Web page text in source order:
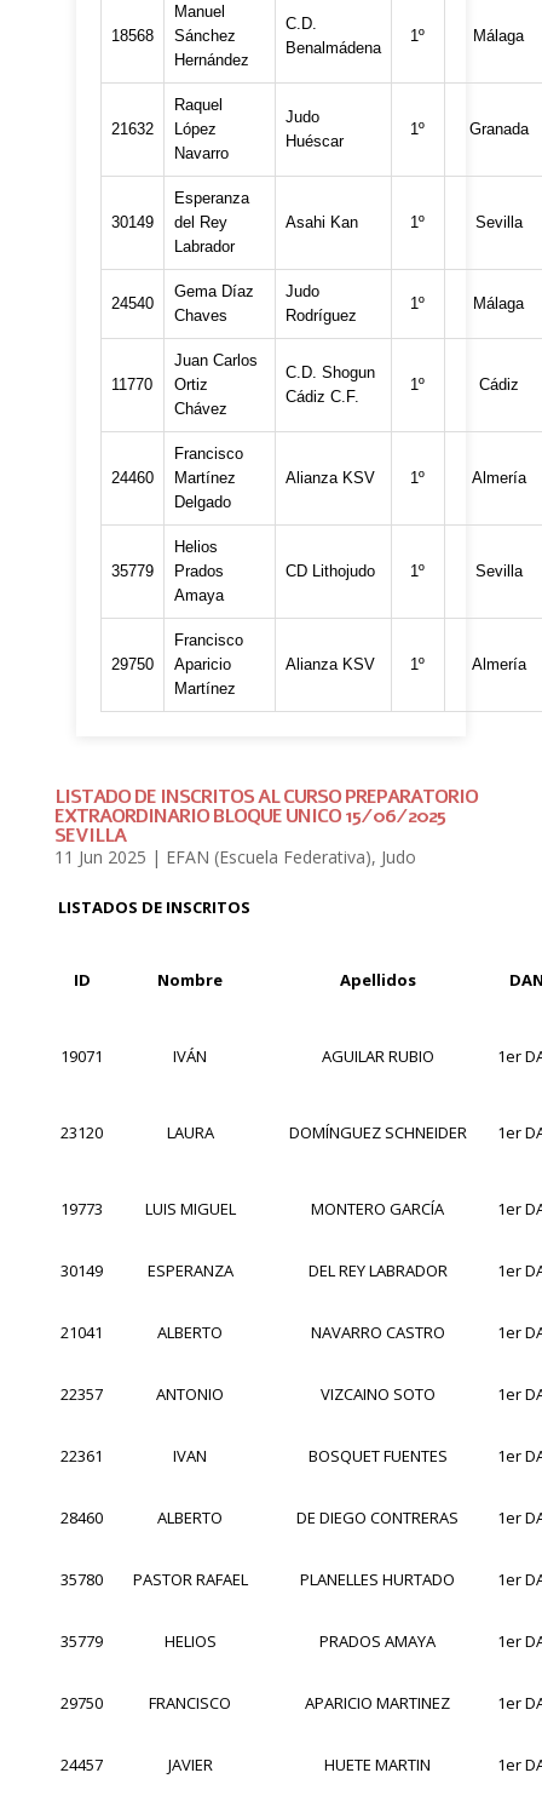
18568
Manuel
Sánchez
Hernández
C.D.
Benalmádena
1º Málaga
21632
Raquel
López
Navarro
Judo
Huéscar
1º Granada
30149
Esperanza
del Rey
Labrador
Asahi Kan 1º Sevilla
24540
Gema Díaz
Chaves
Judo
Rodríguez
1º Málaga
11770
Juan Carlos
Ortiz
Chávez
C.D. Shogun
Cádiz C.F.
1º Cádiz
24460
Francisco
Martínez
Delgado
Alianza KSV 1º Almería
35779
Helios
Prados
Amaya
CD Lithojudo 1º Sevilla
29750
Francisco
Aparicio
Martínez
Alianza KSV 1º Almería
LISTADO DE INSCRITOS AL CURSO PREPARATORIO
EXTRAORDINARIO BLOQUE UNICO 15/06/2025
SEVILLA
11 Jun 2025 | EFAN (Escuela Federativa), Judo
LISTADOS DE INSCRITOS
ID Nombre Apellidos
19071 IVÁN AGUILAR RUBIO 1er
23120 LAURA DOMÍNGUEZ SCHNEIDER 1er
19773 LUIS MIGUEL MONTERO GARCÍA 1er
30149 ESPERANZA DEL REY LABRADOR 1er
21041 ALBERTO NAVARRO CASTRO 1er
22357 ANTONIO VIZCAINO SOTO 1er
22361 IVAN BOSQUET FUENTES 1er
28460 ALBERTO DE DIEGO CONTRERAS 1er
35780 PASTOR RAFAEL PLANELLES HURTADO 1er
35779 HELIOS PRADOS AMAYA 1er
29750 FRANCISCO APARICIO MARTINEZ 1er
24457 JAVIER HUETE MARTIN 1er